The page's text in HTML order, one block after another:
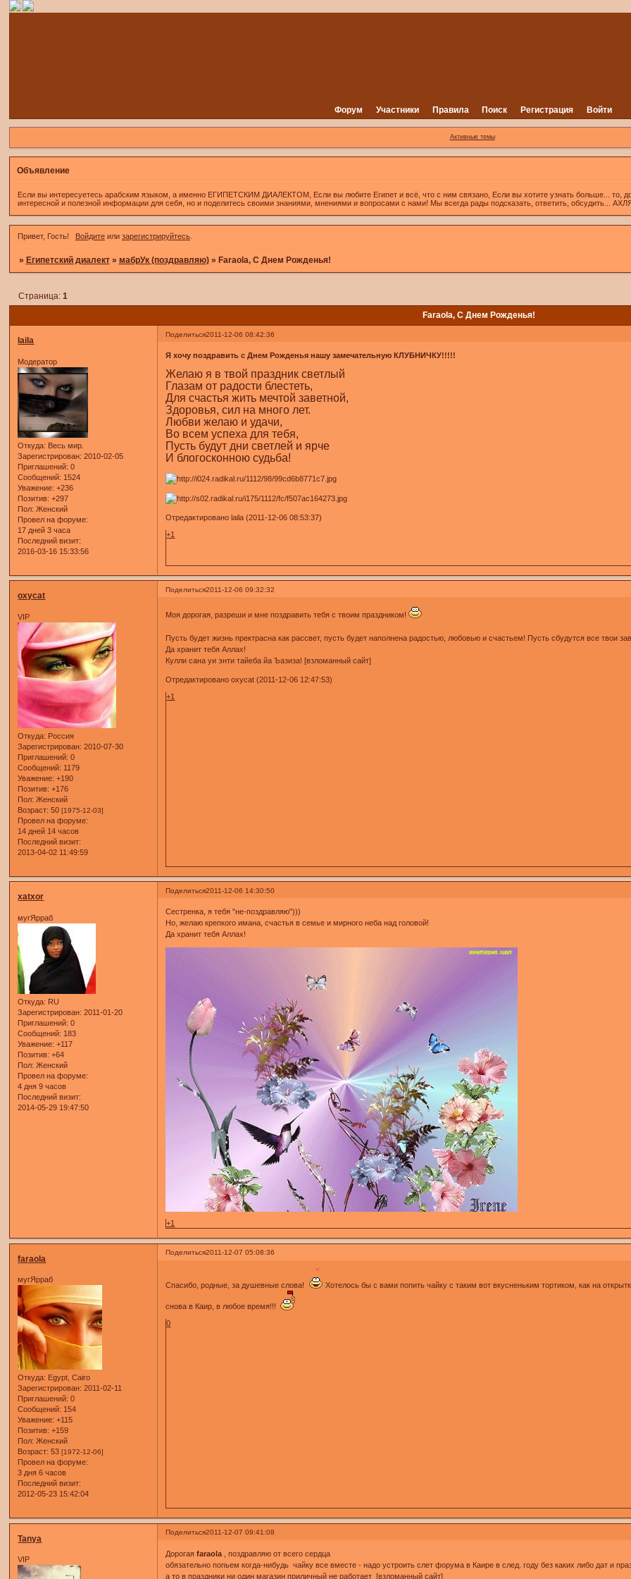
Форум Участники Правила Поиск Регистрация Войти
Активные темы
Объявление
Если вы интересуетесь арабским языком, а именно ЕГИПЕТСКИМ ДИАЛЕКТОМ, Если вы любите Египет и всё, что с ним связано, Если вы хотите узнать больше... то,
интересной и полезной информации для себя, но и поделитесь своими знаниями, мнениями и вопросами с нами! Мы всегда рады подсказать, ответить, обсудить...
Привет, Гость! Войдитеили зарегистрируйтесь.
» Египетский диалект » мабрУк (поздравляю) » Faraola, С Днем Рожденья!
Faraola, С Днем Рожденья!
Страница: 1
Поделиться2011-12-06 08:42:36
laila
Модератор
Откуда: Весь мир.
Зарегистрирован: 2010-02-05
Приглашений: 0
Сообщений: 1524
Уважение: +236
Позитив: +297
Пол: Женский
Провел на форуме:
17 дней 3 часа
Последний визит:
2016-03-16 15:33:56
Я хочу поздравить с Днем Рожденья нашу замечательную КЛУБНИЧКУ!!!!!
Желаю я в твой праздник светлый
Глазам от радости блестеть,
Для счастья жить мечтой заветной,
Здоровья, сил на много лет.
Любви желаю и удачи,
Во всем успеха для тебя,
Пусть будут дни светлей и ярче
И блогосконною судьба!
Отредактировано laila (2011-12-06 08:53:37)
+1
Поделиться2011-12-06 09:32:32
oxycat
VIP
Откуда: Россия
Зарегистрирован: 2010-07-30
Приглашений: 0
Сообщений: 1179
Уважение: +190
Позитив: +176
Пол: Женский
Возраст: 50[1975-12-03]
Провел на форуме:
14 дней 14 часов
Последний визит:
2013-04-02 11:49:59
Моя дорогая, разреши и мне поздравить тебя с твоим праздником!
Пусть будет жизнь пректрасна как рассвет, пусть будет наполнена радостью, любовью и счастьем! Пусть сбудутся все твои
Да хранит тебя Аллах!
Кулли сана уи энти тайеба йа Ъазиза! [взломанный сайт]
Отредактировано oxycat (2011-12-06 12:47:53)
+1
Поделиться2011-12-06 14:30:50
xatxor
мугЯрраб
Откуда: RU
Зарегистрирован: 2011-01-20
Приглашений: 0
Сообщений: 183
Уважение: +117
Позитив: +64
Пол: Женский
Провел на форуме:
4 дня 9 часов
Последний визит:
2014-05-29 19:47:50
Сестренка, я тебя "не-поздравляю")))
Но, желаю крепкого имана, счастья в семье и мирного неба над головой!
Да хранит тебя Аллах!
+1
Поделиться2011-12-07 05:08:36
faraola
мугЯрраб
Откуда: Egypt, Cairo
Зарегистрирован: 2011-02-11
Приглашений: 0
Сообщений: 154
Уважение: +115
Позитив: +159
Пол: Женский
Возраст: 53[1972-12-06]
Провел на форуме:
3 дня 6 часов
Последний визит:
2012-05-23 15:42:04
Спасибо, родные, за душевные слова! Хотелось бы с вами попить чайку с таким вот вкусненьким тортиком, как на
снова в Каир, в любое время!!!
0
Поделиться2011-12-07 09:41:08
Tanya
VIP
Дорогаяfaraola , поздравляю от всего сердца
обязательно попьем когда-нибудь чайку все вместе - надо устроить слет форума в Каире в след. году без каких либо дат и
а то в праздники ни один магазин приличный не работает [взломанный сайт]